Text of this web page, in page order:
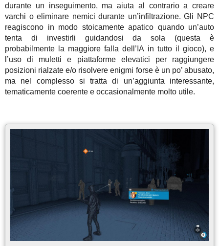
durante un inseguimento, ma aiuta al contrario a creare
varchi o eliminare nemici durante un’infiltrazione. Gli NPC
reagiscono in modo stoicamente apatico quando un’auto
tenta di investirli guidandosi da sola (questa è
probabilmente la maggiore falla dell’IA in tutto il gioco), e
l’uso di muletti e piattaforme elevatici per raggiungere
posizioni rialzate e/o risolvere enigmi forse è un po’ abusato,
ma nel complesso si tratta di un’aggiunta interessante,
tematicamente coerente e occasionalmente molto utile.